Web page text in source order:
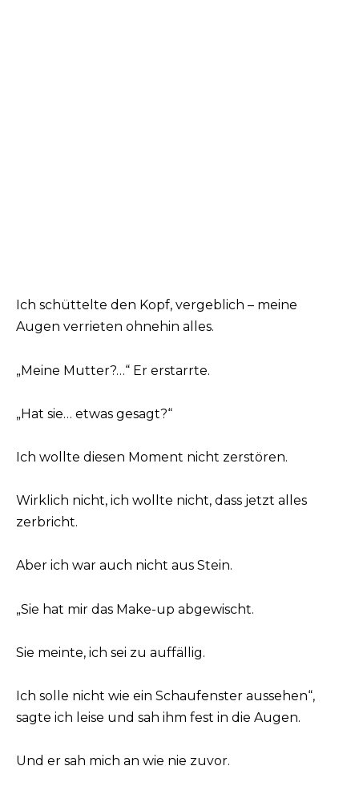
Ich schüttelte den Kopf, vergeblich – meine
Augen verrieten ohnehin alles.
„Meine Mutter?…“ Er erstarrte.
„Hat sie… etwas gesagt?“
Ich wollte diesen Moment nicht zerstören.
Wirklich nicht, ich wollte nicht, dass jetzt alles
zerbricht.
Aber ich war auch nicht aus Stein.
„Sie hat mir das Make-up abgewischt.
Sie meinte, ich sei zu auffällig.
Ich solle nicht wie ein Schaufenster aussehen“,
sagte ich leise und sah ihm fest in die Augen.
Und er sah mich an wie nie zuvor.